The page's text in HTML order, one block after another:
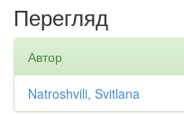
Перегляд
Автор
Natroshvili, Svitlana